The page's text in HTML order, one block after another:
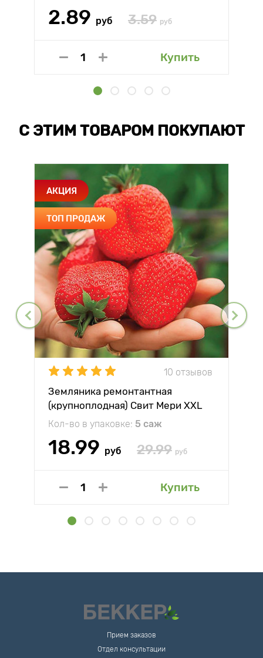
2.89 руб 3.59 руб
Купить
С ЭТИМ ТОВАРОМ ПОКУПАЮТ
АКЦИЯ
ТОП ПРОДАЖ
10 отзывов
Земляника ремонтантная
(крупноплодная) Свит Мери XXL
Кол-во в упаковке: 5 саж
18.99 руб 29.99 руб
Купить
Прием заказов
Отдел консультации